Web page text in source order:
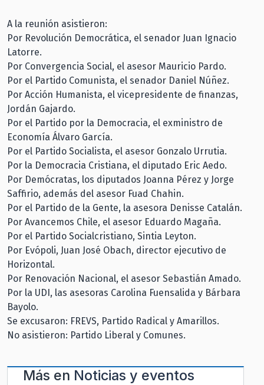
A la reunión asistieron:
Por Revolución Democrática, el senador Juan Ignacio
Latorre.
Por Convergencia Social, el asesor Mauricio Pardo.
Por el Partido Comunista, el senador Daniel Núñez.
Por Acción Humanista, el vicepresidente de finanzas,
Jordán Gajardo.
Por el Partido por la Democracia, el exministro de
Economía Álvaro García.
Por el Partido Socialista, el asesor Gonzalo Urrutia.
Por la Democracia Cristiana, el diputado Eric Aedo.
Por Demócratas, los diputados Joanna Pérez y Jorge
Saffirio, además del asesor Fuad Chahin.
Por el Partido de la Gente, la asesora Denisse Catalán.
Por Avancemos Chile, el asesor Eduardo Magaña.
Por el Partido Socialcristiano, Sintia Leyton.
Por Evópoli, Juan José Obach, director ejecutivo de
Horizontal.
Por Renovación Nacional, el asesor Sebastián Amado.
Por la UDI, las asesoras Carolina Fuensalida y Bárbara
Bayolo.
Se excusaron: FREVS, Partido Radical y Amarillos.
No asistieron: Partido Liberal y Comunes.
Más en Noticias y eventos